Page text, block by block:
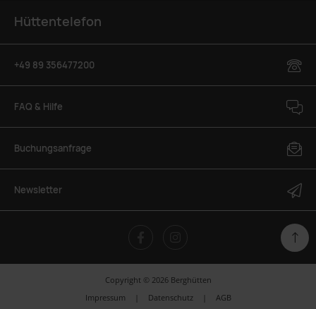
Hüttentelefon
+49 89 356477200
FAQ & Hilfe
Buchungsanfrage
Newsletter
Copyright © 2026 Berghütten
Impressum
Datenschutz AGB